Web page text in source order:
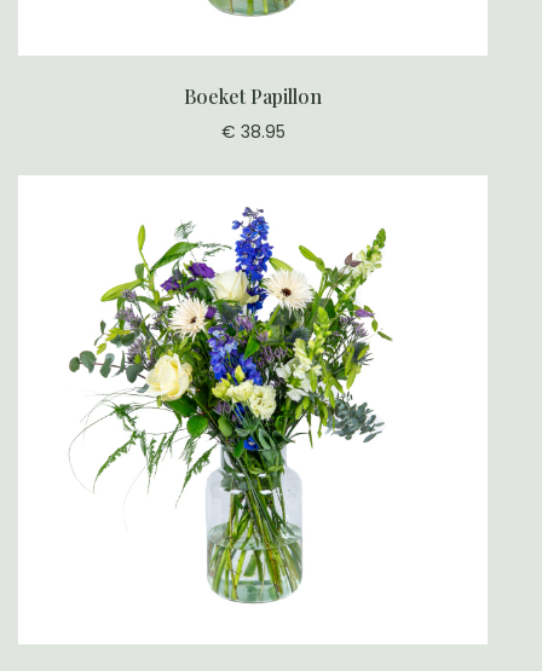
Boeket Papillon
€ 38.95